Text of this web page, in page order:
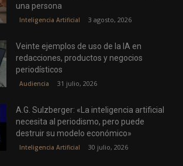
una persona
Inteligencia Artificial 3 agosto, 2026
Veinte ejemplos de uso de la IA en
redacciones, productos y negocios
periodísticos
Audiencia 31 julio, 2026
A.G. Sulzberger: «La inteligencia artificial
necesita al periodismo, pero puede
destruir su modelo económico»
Inteligencia Artificial 30 julio, 2026